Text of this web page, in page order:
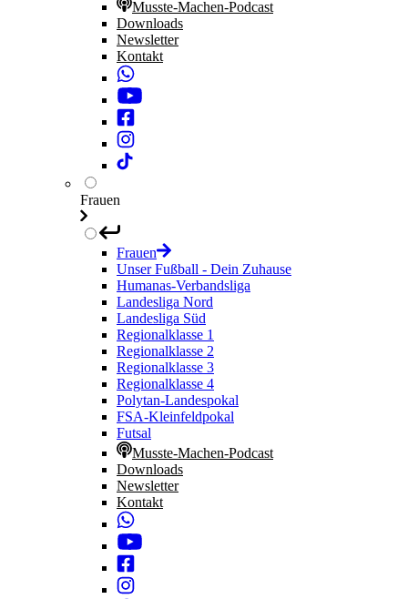
Musste-Machen-Podcast
Downloads
Newsletter
Kontakt
Frauen
Frauen
Unser Fußball - Dein Zuhause
Humanas-Verbandsliga
Landesliga Nord
Landesliga Süd
Regionalklasse 1
Regionalklasse 2
Regionalklasse 3
Regionalklasse 4
Polytan-Landespokal
FSA-Kleinfeldpokal
Futsal
Musste-Machen-Podcast
Downloads
Newsletter
Kontakt